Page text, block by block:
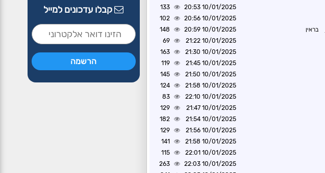
10/01/2025 20:53
133
10/01/2025 20:56
102
בראין 10/01/2025 20:59
148
10/01/2025 21:22
69
10/01/2025 21:30
163
10/01/2025 21:45
119
10/01/2025 21:50
145
10/01/2025 21:58
124
10/01/2025 22:10
83
10/01/2025 21:47
129
10/01/2025 21:54
182
10/01/2025 21:56
129
10/01/2025 21:58
141
10/01/2025 22:01
115
10/01/2025 22:03
263
קבלו עדכונים למייל